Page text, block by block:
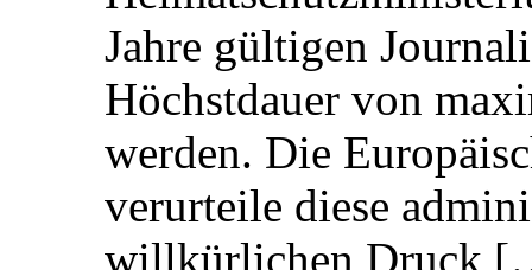
Jahre gültigen
Höchstdauer von
werden. Die
verurteile diese
willkürlichen Druck